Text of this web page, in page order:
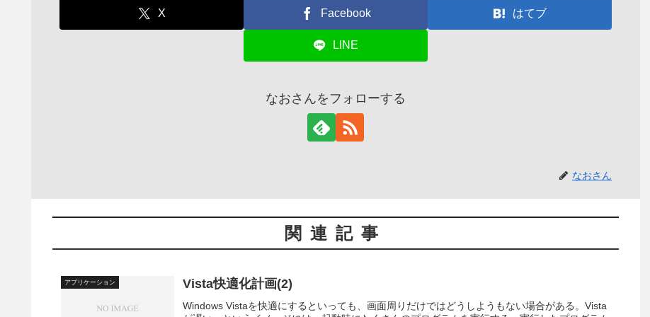
X Facebook はてブ
LINE
なおさんをフォローする
なおさん
関連記事
アプリケーション Vista快適化計画(2)
Windows Vistaを快適にするといっても、画面周りだけではどうしようもない場合がある。Vista